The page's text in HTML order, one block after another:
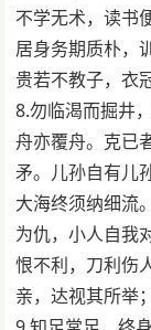
不学无术，读书
居身务期质朴，
贵若不教子，衣
8.勿临渴而掘井
舟亦覆舟。克已
矛。儿孙自有儿
大海终须纳细流
为仇，小人自我
恨不利，刀利伤
亲，达视其所举